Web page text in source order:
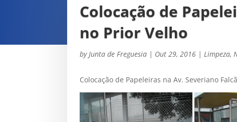
Colocação de
no Prior Velho
by Junta de Freguesia | Out 29, 2016 | Limpeza,
Colocação de Papeleiras na Av. Severiano